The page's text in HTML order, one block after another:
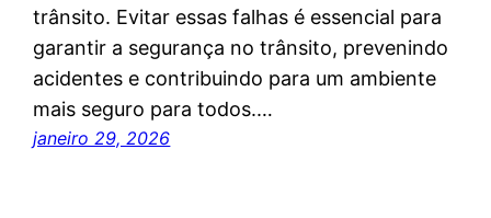
trânsito. Evitar essas falhas é essencial para
garantir a segurança no trânsito, prevenindo
acidentes e contribuindo para um ambiente
mais seguro para todos.…
janeiro 29, 2026